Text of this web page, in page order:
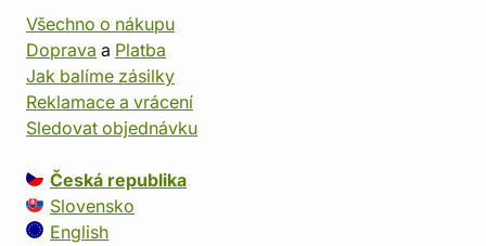
Všechno o nákupu
Doprava a Platba
Jak balíme zásilky
Reklamace a vrácení
Sledovat objednávku
Česká republika
Slovensko
English